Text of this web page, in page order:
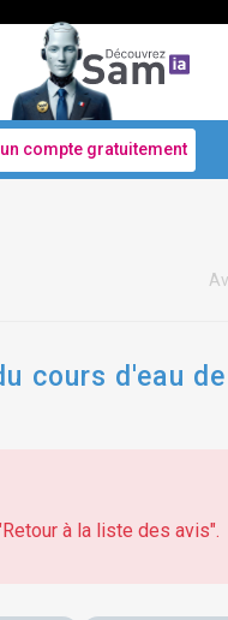
compte gratuitement
cours d'eau
à la liste des avis".